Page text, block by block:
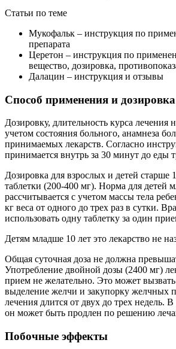
Статьи по теме
Мукофальк – инструкция по
препарата
Церетон – инструкция по
вещество, дозировка,
Далацин – инструкция и отзывы
Способ применения и дозировка
Дозировку, длительность курса лечения
учетом состояния больного, анамнеза
принимаемых лекарств. Согласно
принимается внутрь за 30 минут до еды
Дозировка для взрослых и детей старше
таблетки (200-400 мг). Норма для детей
рассчитывается с учетом массы тела
кг веса от одного до трех раз в сутки.
использовать одну таблетку за один
Детям младше 10 лет это лекарство не
Общая суточная доза не должна
Употребление двойной дозы (2400 мг)
прием не желательно. Это может
выделение желчи и закупорку желчных
лечения длится от двух до трех недель.
он может быть продлен по решению
Побочные эффекты